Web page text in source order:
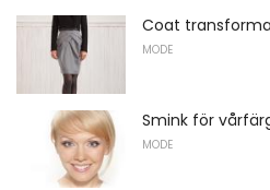
Coat
MODE
Smink för
MODE